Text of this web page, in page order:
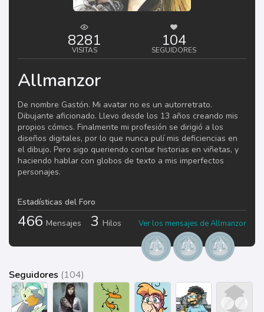
8281
VISITAS
104
SEGUIDORES
Allmanzor
De nombre Gastón. Mi avatar no es un autorretrato.
Dibujante aficionado. Llevo desde los 13 años creando mis
propios cómics. Finalmente mi profesión se dirigió a los
diseños digitales, por lo que nunca pulí mis deficiencias en
el dibujo. Pero sigo queriendo contar historias en viñetas, y
haciendo hablar con globos de texto a mis imperfectos
personajes.
Estadísticas del Foro
466 Mensajes 3 Hilos Ver los mensajes de Allmanzor
Seguidores (104)